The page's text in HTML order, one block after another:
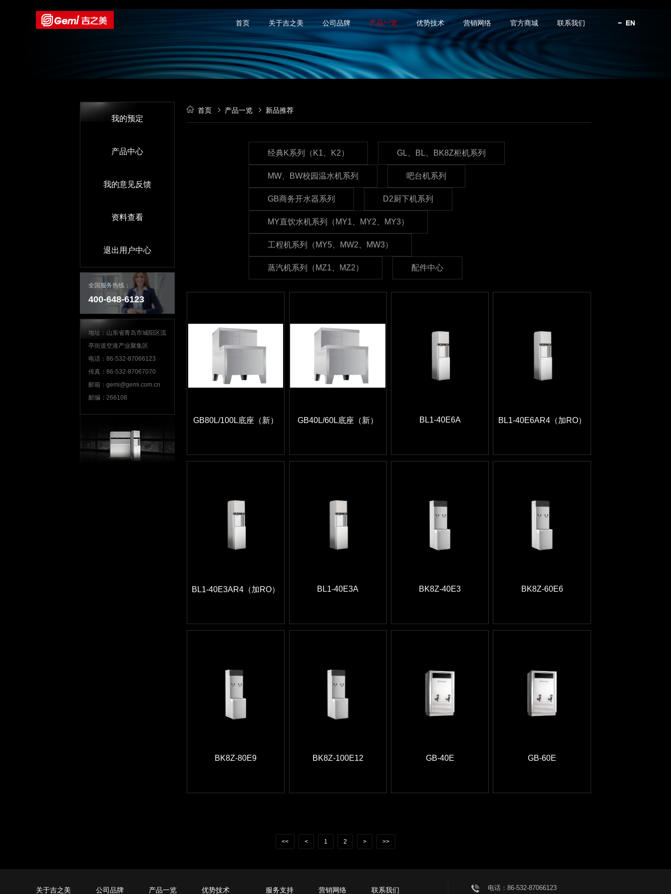
首页 关于吉之美 公司品牌 产品一览 优势技术 营销网络 官方商城 联系我们
我的预定
产品中心
我的意见反馈
资料查看
退出用户中心
全国服务热线：
400-648-6123
地址：山东省青岛市城阳区流
亭街道空港产业聚集区
电话：86-532-87066123
传真：86-532-87067070
邮箱：gemi@gemi.com.cn
邮编：266108
首页 产品一览 新品推荐
经典K系列（K1、K2） GL、BL、BK8Z柜机系列
MW、BW校园温水机系列 吧台机系列
GB商务开水器系列 D2厨下机系列
MY直饮水机系列（MY1、MY2、MY3）
工程机系列（MY5、MW2、MW3）
蒸汽机系列（MZ1、MZ2） 配件中心
GB80L/100L底座（新） GB40L/60L底座（新） BL1-40E6A BL1-40E6AR4（加RO）
BL1-40E3AR4（加RO） BL1-40E3A BK8Z-40E3 BK8Z-60E6
BK8Z-80E9 BK8Z-100E12 GB-40E GB-60E
<< < 1 2 > >>
关于吉之美 公司品牌 产品一览 优势技术 服务支持 营销网络 联系我们 电话：86-532-87066123